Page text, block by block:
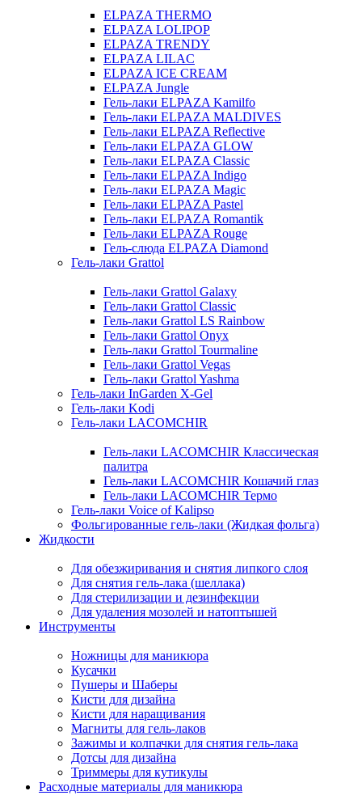
ELPAZA THERMO
ELPAZA LOLIPOP
ELPAZA TRENDY
ELPAZA LILAC
ELPAZA IСE CREAM
ELPAZA Jungle
Гель-лаки ELPAZA Kamilfo
Гель-лаки ELPAZA MALDIVES
Гель-лаки ELPAZA Reflective
Гель-лаки ELPAZA GLOW
Гель-лаки ELPAZA Classic
Гель-лаки ELPAZA Indigo
Гель-лаки ELPAZA Magic
Гель-лаки ELPAZA Pastel
Гель-лаки ELPAZA Romantik
Гель-лаки ELPAZA Rouge
Гель-слюда ELPAZA Diamond
Гель-лаки Grattol
Гель-лаки Grattol Galaxy
Гель-лаки Grattol Classic
Гель-лаки Grattol LS Rainbow
Гель-лаки Grattol Onyx
Гель-лаки Grattol Tourmaline
Гель-лаки Grattol Vegas
Гель-лаки Grattol Yashma
Гель-лаки InGarden X-Gel
Гель-лаки Kodi
Гель-лаки LACOMCHIR
Гель-лаки LACOMCHIR Классическая
палитра
Гель-лаки LACOMCHIR Кошачий глаз
Гель-лаки LACOMCHIR Термо
Гель-лаки Voice of Kalipso
Фольгированные гель-лаки (Жидкая фольга)
Жидкости
Для обезжиривания и снятия липкого слоя
Для снятия гель-лака (шеллака)
Для стерилизации и дезинфекции
Для удаления мозолей и натоптышей
Инструменты
Ножницы для маникюра
Кусачки
Пушеры и Шаберы
Кисти для дизайна
Кисти для наращивания
Магниты для гель-лаков
Зажимы и колпачки для снятия гель-лака
Дотсы для дизайна
Триммеры для кутикулы
Расходные материалы для маникюра